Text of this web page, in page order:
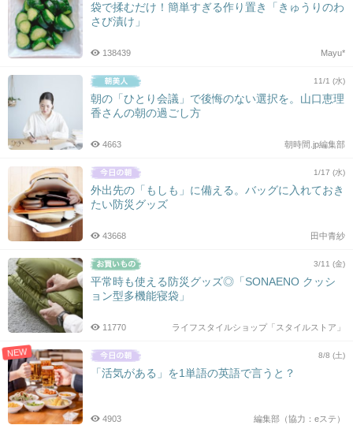
袋で揉むだけ！簡単すぎる作り置き「きゅうりのわ
さび漬け」
Mayu*
138439
11/1 (水)
朝の「ひとり会議」で後悔のない選択を。山口恵理
香さんの朝の過ごし方
朝時間.jp編集部
4663
1/17 (水)
外出先の「もしも」に備える。バッグに入れておき
たい防災グッズ
田中青紗
43668
3/11 (金)
平常時も使える防災グッズ◎「SONAENO クッシ
ョン型多機能寝袋」
ライフスタイルショップ「スタイルストア」
11770
NEW 8/8 (土)
「活気がある」を1単語の英語で言うと？
編集部（協力：eステ）
4903